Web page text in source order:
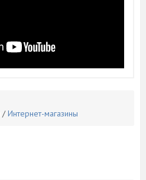
/Интернет-магазины